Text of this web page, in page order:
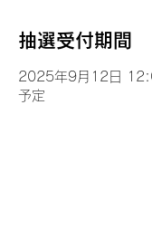
抽選受付期間
2025年9月12日
予定